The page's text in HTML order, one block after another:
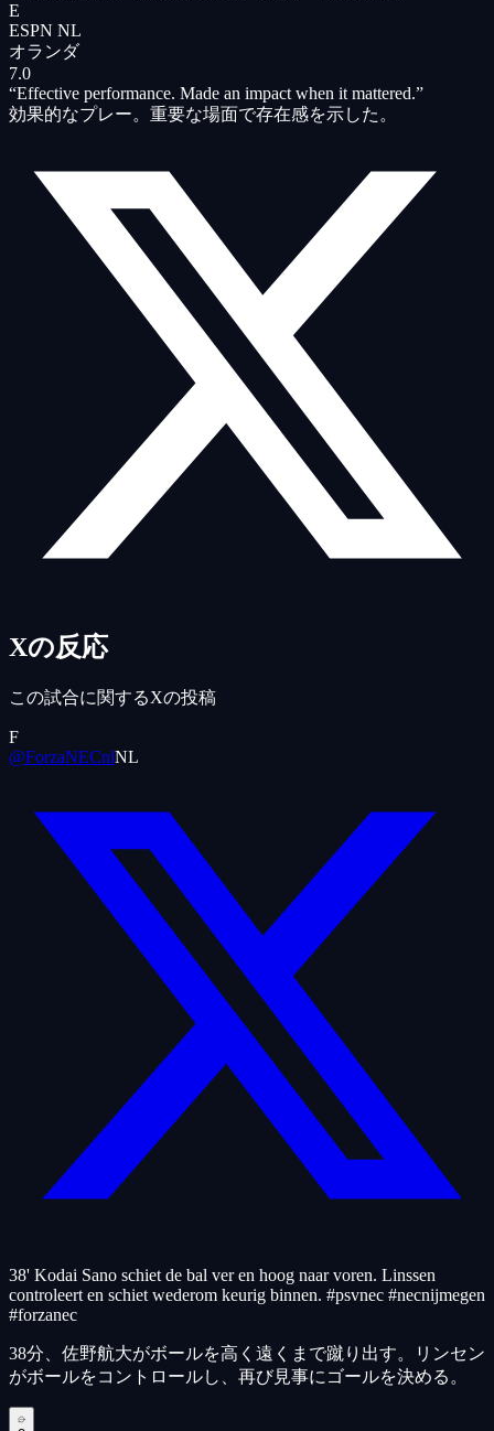
E
ESPN NL
オランダ
7.0
“Effective performance. Made an impact when it mattered.”
効果的なプレー。重要な場面で存在感を示した。
Xの反応
この試合に関するXの投稿
F
@ForzaNECnlNL
38' Kodai Sano schiet de bal ver en hoog naar voren. Linssen
controleert en schiet wederom keurig binnen. #psvnec #necnijmegen
#forzanec
38分、佐野航大がボールを高く遠くまで蹴り出す。リンセン
がボールをコントロールし、再び見事にゴールを決める。